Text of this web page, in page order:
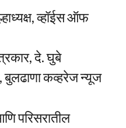
व्हॉईस ऑफ
दे. घुबे
कव्हरेज न्यूज
परिसरातील